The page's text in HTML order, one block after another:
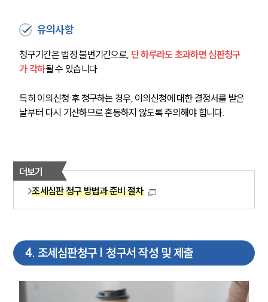
유의사항
청구기간은 법정 불변기간으로, 단 하루라도 초과하면 심판청구
가 각하될 수 있습니다.
특히 이의신청 후 청구하는 경우, 이의신청에 대한 결정서를 받은
날부터 다시 기산하므로 혼동하지 않도록 주의해야 합니다.
더보기
조세심판 청구 방법과 준비 절차
4. 조세심판청구 | 청구서 작성 및 제출